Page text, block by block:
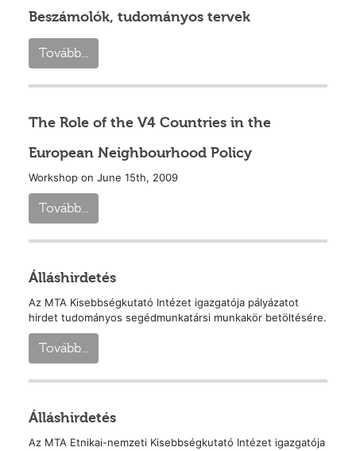
Beszámolók, tudományos tervek
Tovább...
The Role of the V4 Countries in the
European Neighbourhood Policy
Workshop on June 15th, 2009
Tovább...
Álláshirdetés
Az MTA Kisebbségkutató Intézet igazgatója pályázatot
hirdet tudományos segédmunkatársi munkakör betöltésére.
Tovább...
Álláshirdetés
Az MTA Etnikai-nemzeti Kisebbségkutató Intézet igazgatója